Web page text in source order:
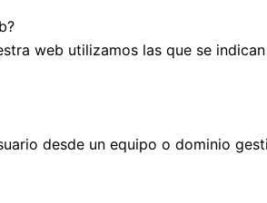
web utilizamos las que se
desde un equipo o dominio